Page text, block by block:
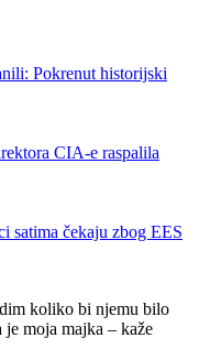
Pokrenut historijski
CIA-e raspalila
satima čekaju zbog EES
koliko bi njemu bilo
je moja majka – kaže